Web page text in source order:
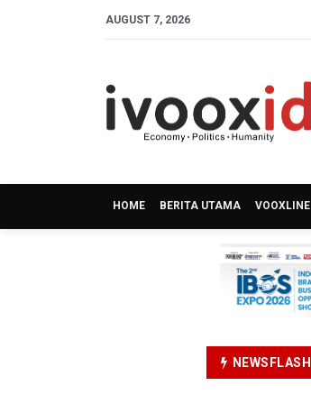
AUGUST 7, 2026
HOME BERITA UTAMA VOOXLINE
NEWSFLASH